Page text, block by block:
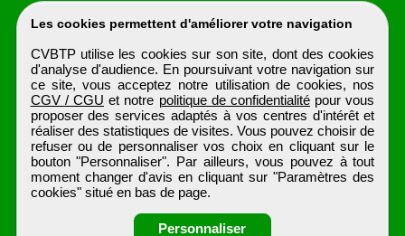
Les cookies permettent d'améliorer votre navigation
CVBTP utilise les cookies sur son site, dont des cookies
d'analyse d'audience. En poursuivant votre navigation sur
ce site, vous acceptez notre utilisation de cookies, nos
CGV / CGU et notre politique de confidentialité pour vous
proposer des services adaptés à vos centres d'intérêt et
réaliser des statistiques de visites. Vous pouvez choisir de
refuser ou de personnaliser vos choix en cliquant sur le
bouton "Personnaliser". Par ailleurs, vous pouvez à tout
moment changer d'avis en cliquant sur "Paramètres des
cookies" situé en bas de page.
Personnaliser